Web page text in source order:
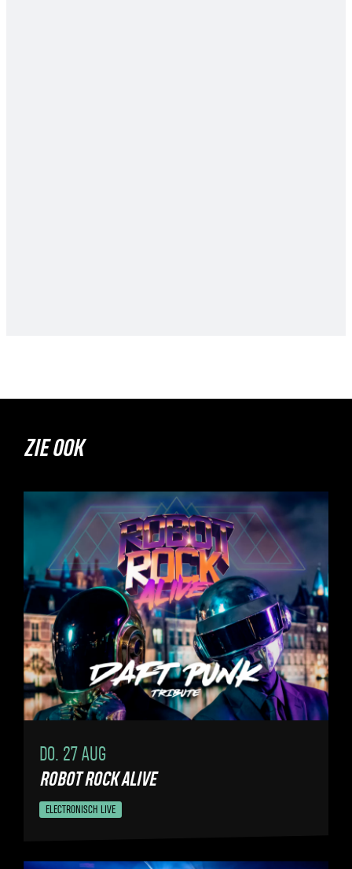
ZIE OOK
DO. 27 AUG
ROBOT ROCK ALIVE
ELECTRONISCH LIVE